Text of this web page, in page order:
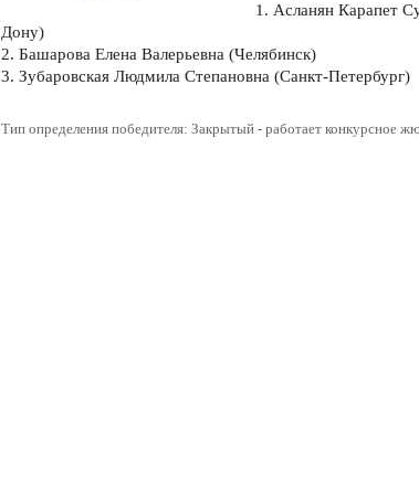
1. Асланян Карапет
Дону)
2. Башарова Елена Валерьевна (Челябинск)
3. Зубаровская Людмила Степановна (Санкт-Петербург)
Тип определения победителя: Закрытый - работает конкурсное